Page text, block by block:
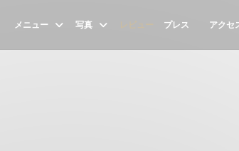
メニュー 写真 レビュー プレス ((新しい
アクセ